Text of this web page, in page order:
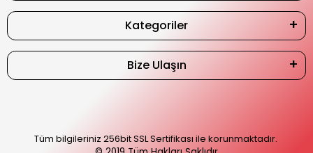
Kategoriler
Bize Ulaşın
Tüm bilgileriniz 256bit SSL Sertifikası ile korunmaktadır.